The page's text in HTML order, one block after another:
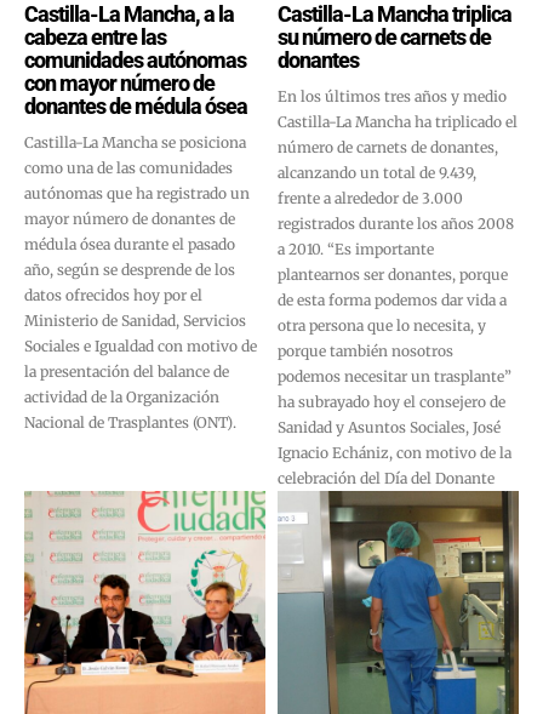
Castilla-La Mancha, a la
cabeza entre las
comunidades autónomas
con mayor número de
donantes de médula ósea
Castilla-La Mancha se posiciona
como una de las comunidades
autónomas que ha registrado un
mayor número de donantes de
médula ósea durante el pasado
año, según se desprende de los
datos ofrecidos hoy por el
Ministerio de Sanidad, Servicios
Sociales e Igualdad con motivo de
la presentación del balance de
actividad de la Organización
Nacional de Trasplantes (ONT).
Castilla-La Mancha triplica
su número de carnets de
donantes
En los últimos tres años y medio
Castilla-La Mancha ha triplicado el
número de carnets de donantes,
alcanzando un total de 9.439,
frente a alrededor de 3.000
registrados durante los años 2008
a 2010. “Es importante
plantearnos ser donantes, porque
de esta forma podemos dar vida a
otra persona que lo necesita, y
porque también nosotros
podemos necesitar un trasplante”
ha subrayado hoy el consejero de
Sanidad y Asuntos Sociales, José
Ignacio Echániz, con motivo de la
celebración del Día del Donante